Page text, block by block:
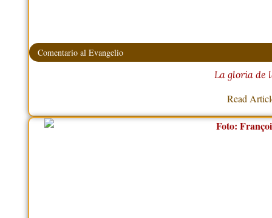
Comentario al Evangelio
La gloria de
Read